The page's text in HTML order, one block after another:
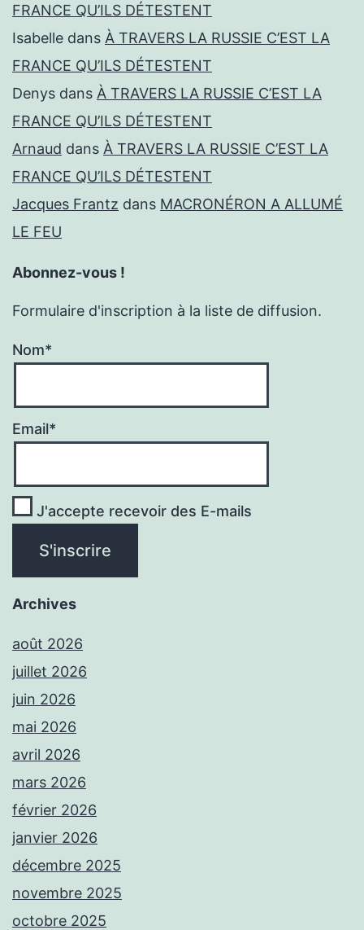
FRANCE QU’ILS DÉTESTENT
Isabelle dans À TRAVERS LA RUSSIE C’EST LA
FRANCE QU’ILS DÉTESTENT
Denys dans À TRAVERS LA RUSSIE C’EST LA
FRANCE QU’ILS DÉTESTENT
Arnaud dans À TRAVERS LA RUSSIE C’EST LA
FRANCE QU’ILS DÉTESTENT
Jacques Frantz dans MACRONÉRON A ALLUMÉ
LE FEU
Abonnez-vous !
Formulaire d'inscription à la liste de diffusion.
Nom*
Email*
J'accepte recevoir des E-mails
Archives
août 2026
juillet 2026
juin 2026
mai 2026
avril 2026
mars 2026
février 2026
janvier 2026
décembre 2025
novembre 2025
octobre 2025